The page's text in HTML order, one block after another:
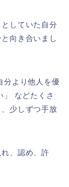
していた自分
向き合いまし
分より他人を優
」 などたくさ
少しずつ手放
れ、認め、許